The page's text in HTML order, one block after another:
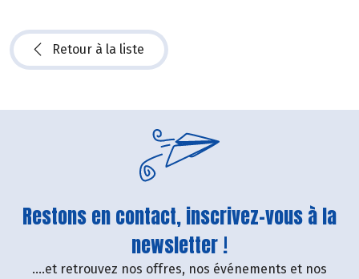
Retour à la liste
Restons en contact, inscrivez-vous à la
newsletter !
....et retrouvez nos offres, nos événements et nos